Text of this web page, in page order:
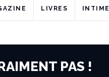
LIVRES INTIME
PAS !